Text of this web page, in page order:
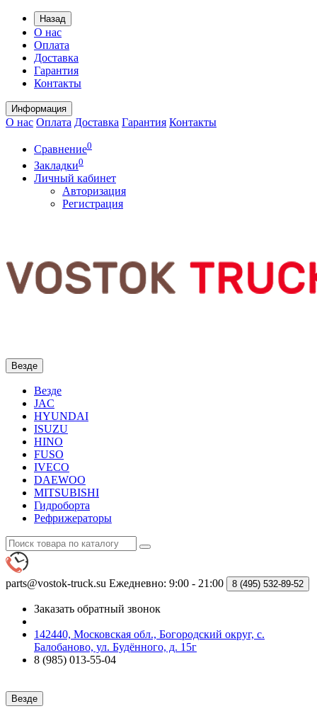
Назад
О нас
Оплата
Доставка
Гарантия
Контакты
Информация
О нас Оплата Доставка Гарантия Контакты
Сравнение0
Закладки0
Личный кабинет
Авторизация
Регистрация
Везде
Везде
JAC
HYUNDAI
ISUZU
HINO
FUSO
IVECO
DAEWOO
MITSUBISHI
Гидроборта
Рефрижераторы
parts@vostok-truck.su Ежедневно: 9:00 - 21:00 8 (495) 532-89-52
Заказать обратный звонок
142440, Московская обл., Богородский округ, с.
Балобаново, ул. Будённого, д. 15г
8 (985) 013-55-04
Везде